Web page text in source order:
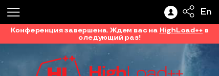
En
Конференция завершена. Ждем вас на HighLoad++ в
следующий раз!